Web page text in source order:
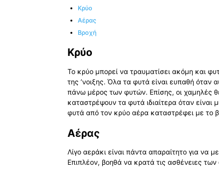
Κρύο
Αέρας
Βροχή
Κρύο
Το κρύο μπορεί να τραυματίσει ακόμη και
της ’νοιξης. Όλα τα φυτά είναι ευπαθή όταν
πάνω μέρος των φυτών. Επίσης, οι χαμηλές
καταστρέψουν τα φυτά ιδιαίτερα όταν είναι
φυτά από τον κρύο αέρα καταστρέφει με το
Αέρας
Λίγο αεράκι είναι πάντα απαραίτητο για να
Επιπλέον, βοηθά να κρατά τις ασθένειες